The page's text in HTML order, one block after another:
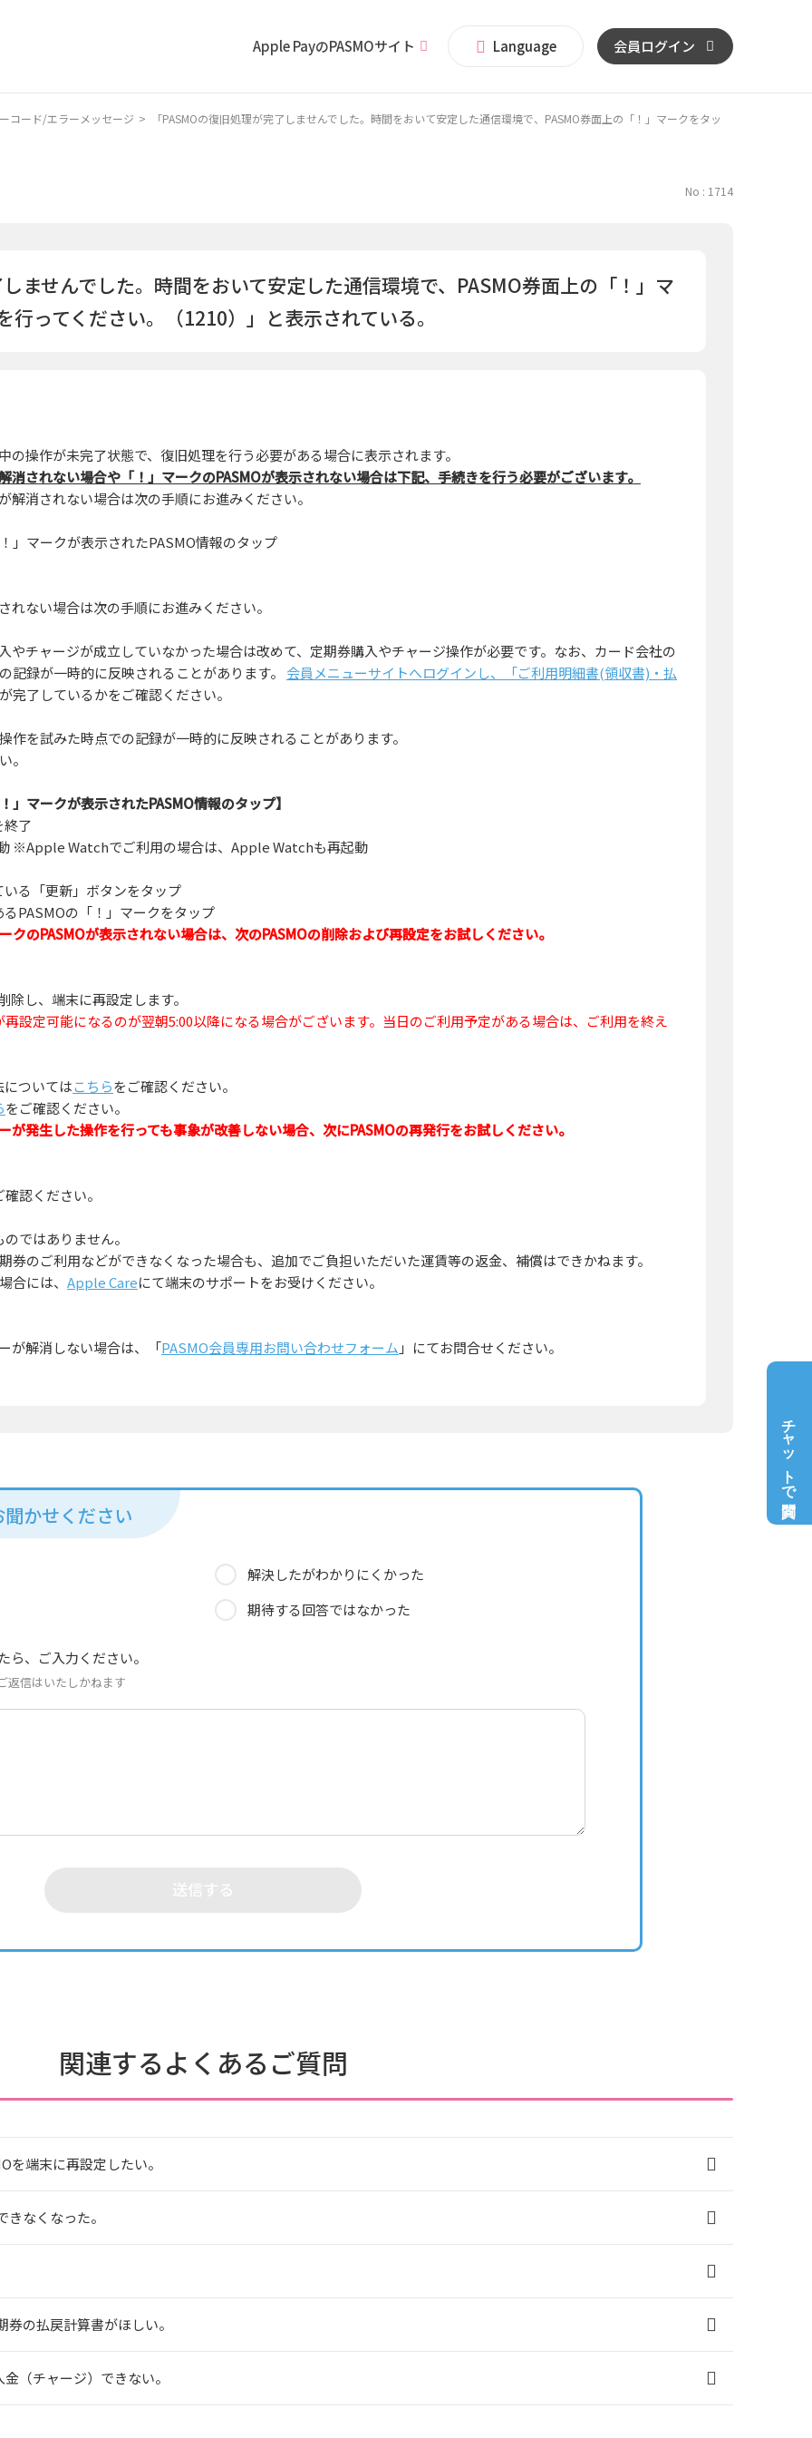
Apple PayのPASMOサイト Language 会員ログイン
チャットで質問
コード/エラーメッセージ > 「PASMOの復旧処理が完了しませんでした。時間をおいて安定した通信環境で、PASMO券面上の「！」マークをタッ
No : 1714
ませんでした。時間をおいて安定した通信環境で、PASMO券面上の「！」マ
ってください。（1210）」と表示されている。
操作が未完了状態で、復旧処理を行う必要がある場合に表示されます。
消されない場合や「！」マークのPASMOが表示されない場合は下記、手続きを行う必要がございます。
消されない場合は次の手順にお進みください。
マークが表示されたPASMO情報のタップ
ない場合は次の手順にお進みください。
チャージが成立していなかった場合は改めて、定期券購入やチャージ操作が必要です。なお、カード会社の
記録が一時的に反映されることがあります。 会員メニューサイトへログインし、「ご利用明細書(領収書)・払
完了しているかをご確認ください。
作を試みた時点での記録が一時的に反映されることがあります。
。
マークが表示されたPASMO情報のタップ】
終了
※Apple Watchでご利用の場合は、Apple Watchも再起動
る「更新」ボタンをタップ
PASMOの「！」マークをタップ
のPASMOが表示されない場合は、次のPASMOの削除および再設定をお試しください。
し、端末に再設定します。
設定可能になるのが翌朝5:00以降になる場合がございます。当日のご利用予定がある場合は、ご利用を終え
ついてはこちらをご確認ください。
をご確認ください。
発生した操作を行っても事象が改善しない場合、次にPASMOの再発行をお試しください。
確認ください。
ではありません。
券のご利用などができなくなった場合も、追加でご負担いただいた運賃等の返金、補償はできかねます。
合には、 Apple Careにて端末のサポートをお受けください。
が解消しない場合は、「PASMO会員専用お問い合わせフォーム 」にてお問合せください。
かせください
解決したがわかりにくかった
期待する回答ではなかった
、ご入力ください。
返信はいたしかねます
関連するよくあるご質問
端末に再設定したい。
なくなった。
の払戻計算書がほしい。
（チャージ）できない。